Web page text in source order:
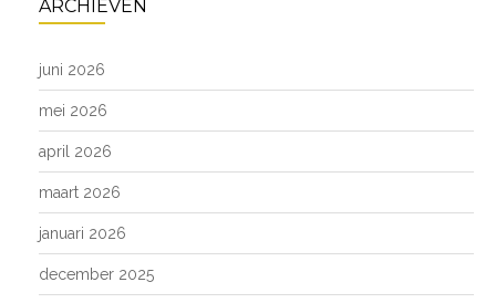
ARCHIEVEN
juni 2026
mei 2026
april 2026
maart 2026
januari 2026
december 2025